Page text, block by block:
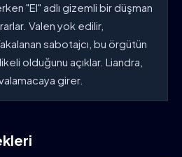
"El" adlı gizemli bir düşman
Valen yok edilir,
sabotajcı, bu örgütün
olduğunu açıklar. Liandra,
girer.